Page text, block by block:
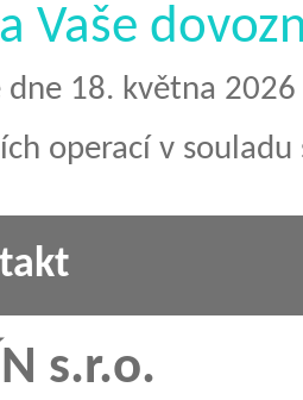
Vaše
dne 18. května
operací v souladu
s.r.o.